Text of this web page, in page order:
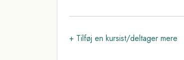
+ Tilføj en kursist/deltager mere